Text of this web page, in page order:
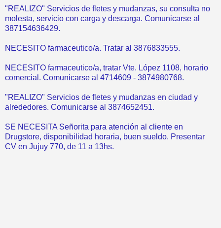
"REALIZO" Servicios de fletes y mudanzas, su consulta no
molesta, servicio con carga y descarga. Comunicarse al
387154636429.
NECESITO farmaceutico/a. Tratar al 3876833555.
NECESITO farmaceutico/a, tratar Vte. López 1108, horario
comercial. Comunicarse al 4714609 - 3874980768.
"REALIZO" Servicios de fletes y mudanzas en ciudad y
alrededores. Comunicarse al 3874652451.
SE NECESITA Señorita para atención al cliente en
Drugstore, disponibilidad horaria, buen sueldo. Presentar
CV en Jujuy 770, de 11 a 13hs.